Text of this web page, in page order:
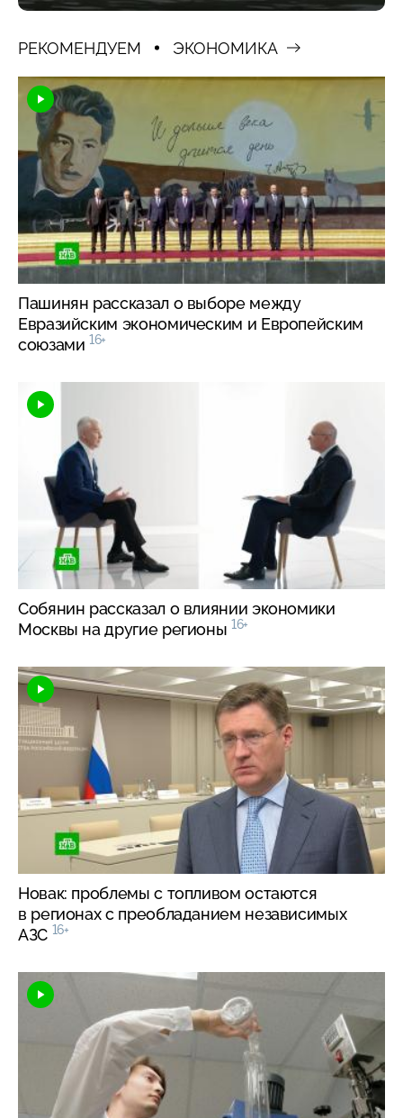
РЕКОМЕНДУЕМ ЭКОНОМИКА
Пашинян рассказал о выборе между
Евразийским экономическим и Европейским
союзами 16+
Собянин рассказал о влиянии экономики
Москвы на другие регионы 16+
Новак: проблемы с топливом остаются
в регионах с преобладанием независимых
АЗС 16+